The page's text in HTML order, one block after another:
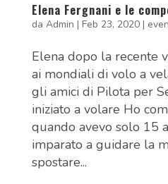
Elena Fergnani e le
da Admin | Feb 23, 2020|
Elena dopo la recente
ai mondiali di volo a
gli amici di Pilota per
iniziato a volare Ho
quando avevo solo 15
imparato a guidare la
spostare...